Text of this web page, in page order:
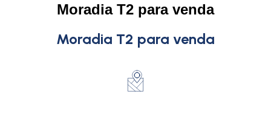
Moradia T2 para venda
Moradia T2 para venda